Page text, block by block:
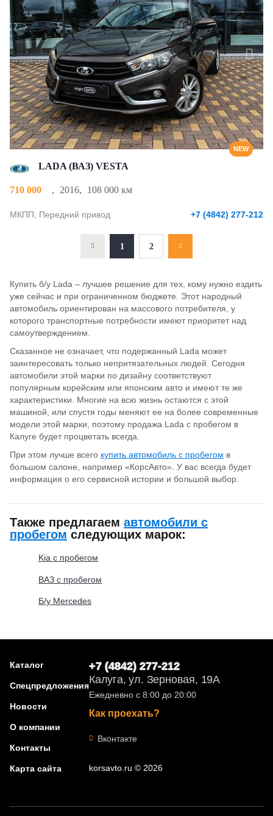
NEW
LADA (ВАЗ) VESTA
710 000 , 2016, 108 000 км
МКПП, Передний привод +7 (4842) 277-212
1 2
Купить б/у Lada – лучшее решение для тех, кому нужно ездить
уже сейчас и при ограниченном бюджете. Этот народный
автомобиль ориентирован на массового потребителя, у
которого транспортные потребности имеют приоритет над
самоутверждением.
Сказанное не означает, что подержанный Lada может
заинтересовать только непритязательных людей. Сегодня
автомобили этой марки по дизайну соответствуют
популярным корейским или японским авто и имеют те же
характеристики. Многие на всю жизнь остаются с этой
машиной, или спустя годы меняют ее на более современные
модели этой марки, поэтому продажа Lada с пробегом в
Калуге будет процветать всегда.
При этом лучше всего купить автомобиль с пробегом в
большом салоне, например «КорсАвто». У вас всегда будет
информация о его сервисной истории и большой выбор.
Также предлагаем автомобили с
пробегом следующих марок:
Kia с пробегом
ВАЗ с пробегом
Б/у Mercedes
Каталог
Спецпредложения
Новости
О компании
Контакты
Карта сайта
+7 (4842) 277-212
Калуга, ул. Зерновая, 19А
Ежедневно с 8:00 до 20:00
Как проехать?
Вконтакте
korsavto.ru © 2026